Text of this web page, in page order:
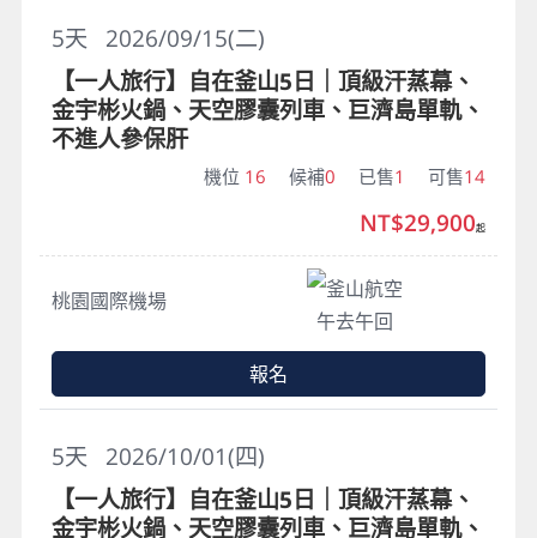
2026/09/15(二)
5天
【一人旅行】自在釜山5日｜頂級汗蒸幕、
金宇彬火鍋、天空膠囊列車、巨濟島單軌、
不進人參保肝
機位 16 候補0 已售1 可售14
桃園國際機場
釜山航空
午去午回
NT$29,900起
報名
2026/10/01(四)
5天
【一人旅行】自在釜山5日｜頂級汗蒸幕、
金宇彬火鍋、天空膠囊列車、巨濟島單軌、